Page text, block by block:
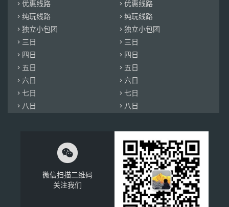
 优惠线路
 纯玩线路
 独立小包团
 三日
 四日
 五日
 六日
 七日
 八日
优惠线路
纯玩线路
独立小包团
 三日
 四日
 五日
六日
七日
 八日

微信扫描二维码
关注我们